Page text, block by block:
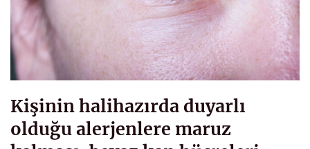
Kişinin halihazırda duyarlı
olduğu alerjenlere maruz